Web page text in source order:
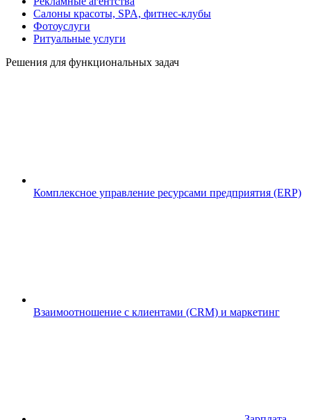
Салоны красоты, SPA, фитнес-клубы
Фотоуслуги
Ритуальные услуги
Решения для функциональных задач
Комплексное управление ресурсами предприятия (ERP)
Взаимоотношение с клиентами (CRM) и маркетинг